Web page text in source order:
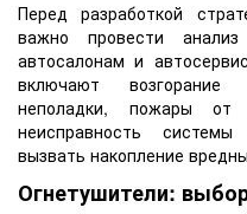
Перед разработкой
важно провести
автосалонам и
включают возгорание
неполадки, пожары
неисправность
вызвать накопление
Огнетушители: